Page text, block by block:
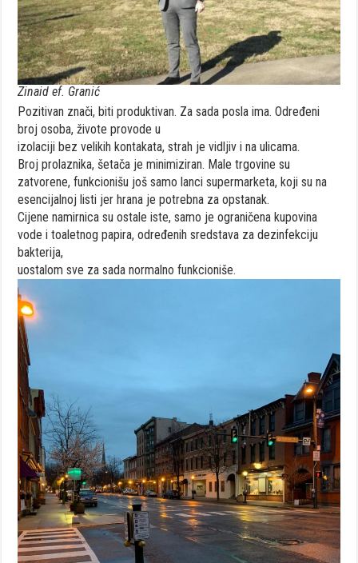
Zinaid ef. Granić
Pozitivan znači, biti produktivan. Za sada posla ima. Određeni
broj osoba, živote provode u
izolaciji bez velikih kontakata, strah je vidljiv i na ulicama.
Broj prolaznika, šetača je minimiziran. Male trgovine su
zatvorene, funkcionišu još samo lanci supermarketa, koji su na
esencijalnoj listi jer hrana je potrebna za opstanak.
Cijene namirnica su ostale iste, samo je ograničena kupovina
vode i toaletnog papira, određenih sredstava za dezinfekciju
bakterija,
uostalom sve za sada normalno funkcioniše.